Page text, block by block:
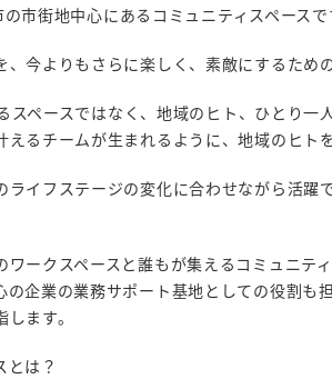
市街地中心にあるコミュニティスペースで
、今よりもさらに楽しく、素敵にするため
ペースではなく、地域のヒト、ひとり一
えるチームが生まれるように、地域のヒト
ライフステージの変化に合わせながら活
ワークスペースと誰もが集えるコミュニテ
の企業の業務サポート基地としての役割も
ます。
とは？